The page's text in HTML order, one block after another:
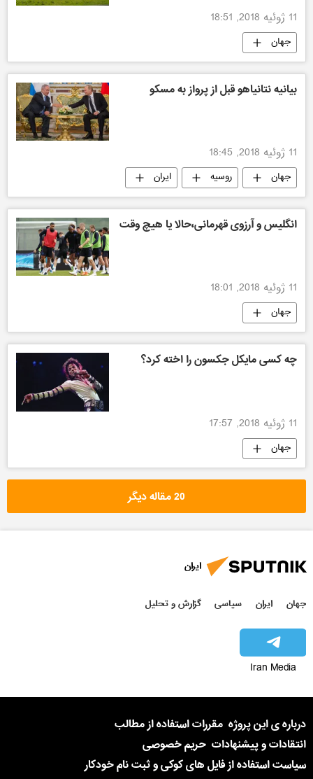
11 ژوئیه 2018, 18:51
جهان
بیانیه نتانیاهو قبل از پرواز به مسکو
11 ژوئیه 2018, 18:45
جهان روسیه ایران
انگلیس و آرزوی قهرمانی،حالا یا هیچ وقت
11 ژوئیه 2018, 18:01
جهان
مسابقات فوتبال جام جهانی 2018 روسیه
چه کسی مایکل جکسون را اخته کرد؟
11 ژوئیه 2018, 17:57
جهان
20 مقاله دیگر
ایران
جهان ایران سیاسی گزارش و تحلیل
Iran Media
درباره ی این پروژه مقررات استفاده از مطالب
انتقادات و پیشنهادات حریم خصوصی
سیاست استفاده از فایل های کوکی و ثبت نام خودکار